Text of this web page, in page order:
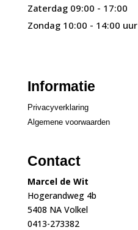
Zaterdag 09:00 - 17:00
Zondag 10:00 - 14:00 uur
Informatie
Privacyverklaring
Algemene voorwaarden
Contact
Marcel de Wit
Hogerandweg 4b
5408 NA Volkel
0413-273382